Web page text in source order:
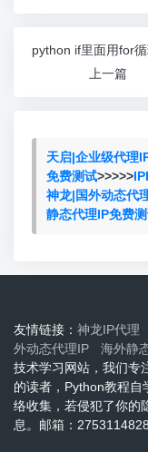
python if里面用for
上一篇
天启|企业级代理
免费测试>>>>>
神龙|国外动态代
静态代理IP免费
友情链接： 神龙IP代理
外动态代理IP
海外静
技术学习网站，我们专
的读者，Python教程自
络收集，若侵犯了你的
息。邮箱：